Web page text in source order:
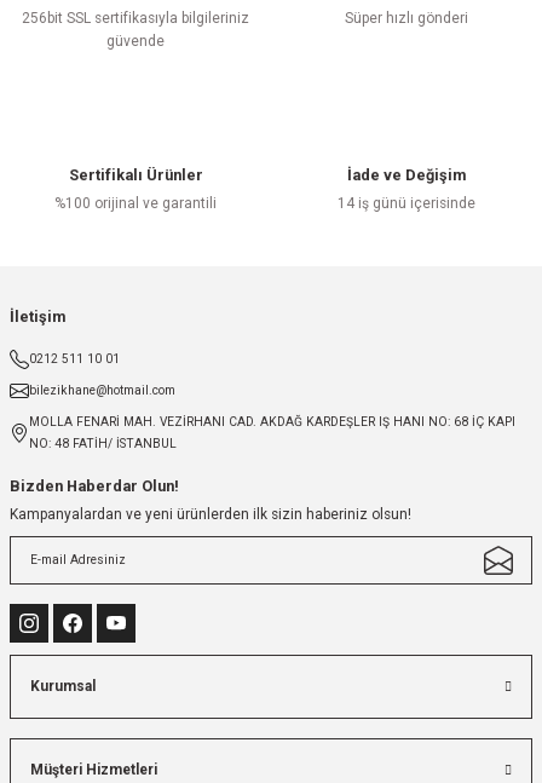
256bit SSL sertifikasıyla bilgileriniz
güvende
Süper hızlı gönderi
Sertifikalı Ürünler
%100 orijinal ve garantili
İade ve Değişim
14 iş günü içerisinde
İletişim
0212 511 10 01
bilezikhane@hotmail.com
MOLLA FENARİ MAH. VEZİRHANI CAD. AKDAĞ KARDEŞLER IŞ HANI NO: 68 İÇ KAPI
NO: 48 FATİH/ İSTANBUL
Bizden Haberdar Olun!
Kampanyalardan ve yeni ürünlerden ilk sizin haberiniz olsun!
Kurumsal
Müşteri Hizmetleri